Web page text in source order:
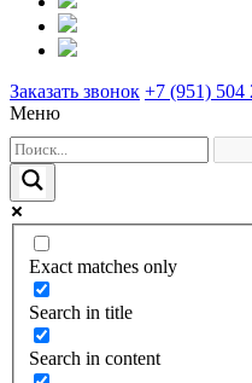
Заказать звонок +7 (951) 504
Меню
Exact matches only
Search in title
Search in content